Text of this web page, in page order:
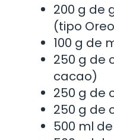
200 g de
(tipo
100 g de
250 g de
cacao)
250 g de
250 g de
500 ml